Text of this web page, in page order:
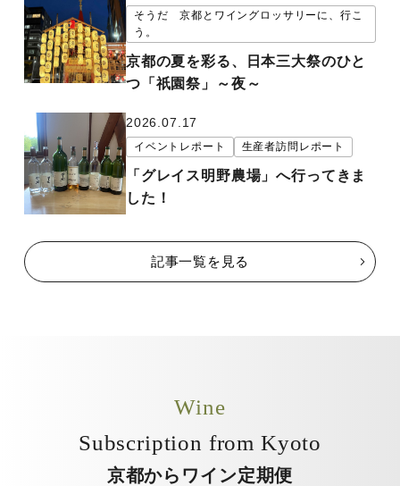
そうだ 京都とワイングロッサリーに、行こ
う。
京都の夏を彩る、日本三大祭のひと
つ「祇園祭」～夜～
2026.07.17
イベントレポート 生産者訪問レポート
「グレイス明野農場」へ行ってきま
した！
記事一覧を見る
Wine
Subscription from Kyoto
京都からワイン定期便